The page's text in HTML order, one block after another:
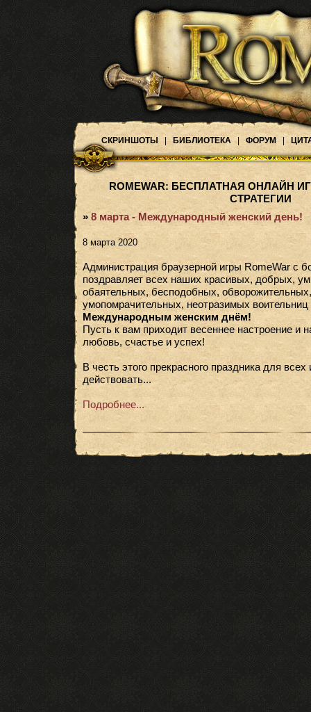
СКРИНШОТЫ БИБЛИОТЕКА ФОРУМ
ROMEWAR: БЕСПЛАТНАЯ ОНЛАЙН
СТРАТЕГИИ
» 8 марта - Международный женский день!
8 марта 2020
Администрация браузерной игры RomeWar с
поздравляет всех наших красивых, добрых,
обаятельных, бесподобных,
умопомрачительных, неотразимых
Международным женским днём!
Пусть к вам приходит весеннее настроение и
любовь, счастье и успех!
В честь этого прекрасного праздника для всех
действовать...
Подробнее...